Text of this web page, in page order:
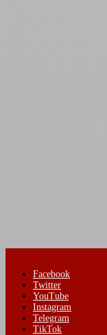
Facebook
Twitter
YouTube
Instagram
Telegram
TikTok